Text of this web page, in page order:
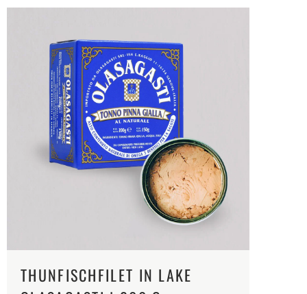
THUNFISCHFILET IN LAKE